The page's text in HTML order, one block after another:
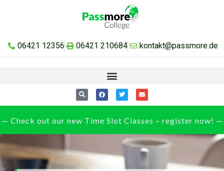
06421 12356 06421 210684 kontakt@passmore.de
— Check out our new Time Slot Classes – register now! —